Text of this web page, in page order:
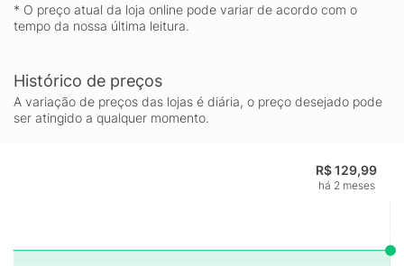
* O preço atual da loja online pode variar de acordo com o
tempo da nossa última leitura.
Histórico de preços
A variação de preços das lojas é diária, o preço desejado pode
ser atingido a qualquer momento.
R$ 129,99
há 2 meses